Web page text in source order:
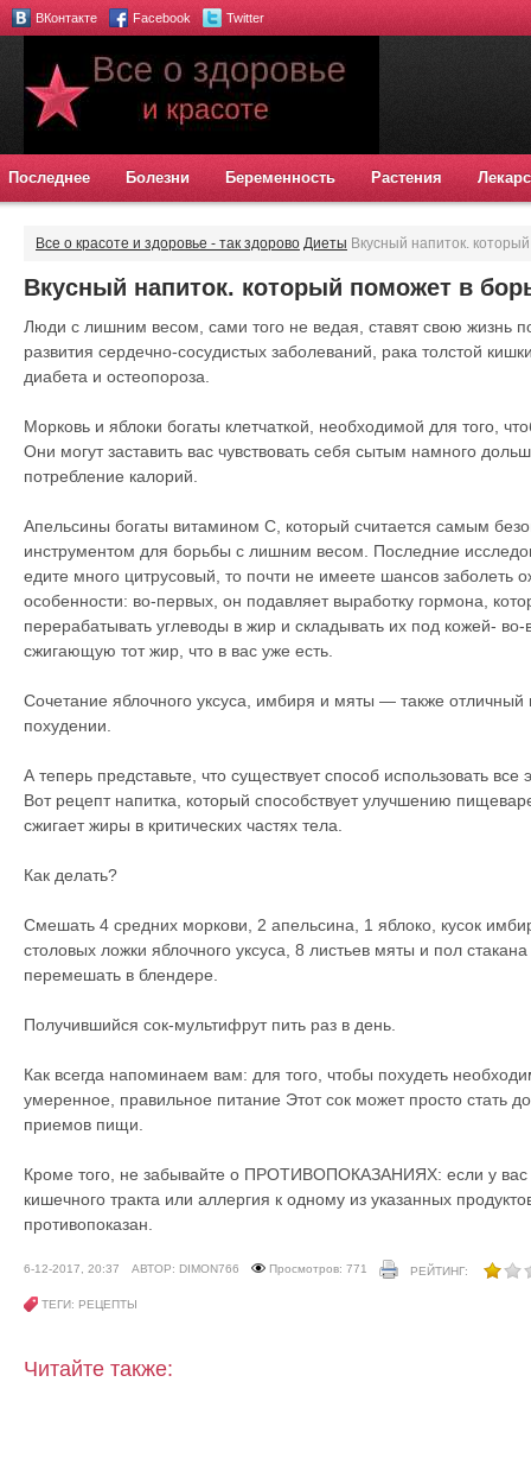
ВКонтакте Facebook Twitter
Последнее Болезни Беременность Растения
Все о красоте и здоровье - так здорово Диеты Вкусный напиток.
Вкусный напиток. который поможет в
Люди с лишним весом, сами того не ведая, ставят свою жизнь
развития сердечно-сосудистых заболеваний, рака толстой
диабета и остеопороза.
Морковь и яблоки богаты клетчаткой, необходимой для того,
Они могут заставить вас чувствовать себя сытым намного
потребление калорий.
Апельсины богаты витамином С, который считается самым
инструментом для борьбы с лишним весом. Последние
едите много цитрусовый, то почти не имеете шансов заболеть
особенности: во-первых, он подавляет выработку гормона,
перерабатывать углеводы в жир и складывать их под кожей-
сжигающую тот жир, что в вас уже есть.
Сочетание яблочного уксуса, имбиря и мяты — также
похудении.
А теперь представьте, что существует способ использовать
Вот рецепт напитка, который способствует улучшению
сжигает жиры в критических частях тела.
Как делать?
Смешать 4 средних моркови, 2 апельсина, 1 яблоко, кусок
столовых ложки яблочного уксуса, 8 листьев мяты и пол
перемешать в блендере.
Получившийся сок-мультифрут пить раз в день.
Как всегда напоминаем вам: для того, чтобы похудеть
умеренное, правильное питание Этот сок может просто стать
приемов пищи.
Кроме того, не забывайте о ПРОТИВОПОКАЗАНИЯХ: если у вас
кишечного тракта или аллергия к одному из указанных
противопоказан.
6-12-2017, 20:37 АВТОР: DIMON766 Просмотров: 771 РЕЙТИНГ:
ТЕГИ: РЕЦЕПТЫ
Читайте также: